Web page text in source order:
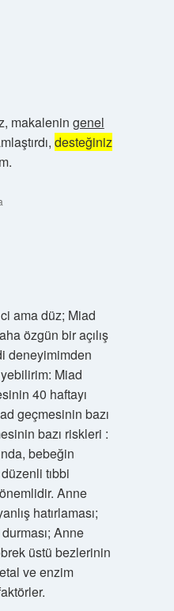
makalenin genel
desteğiniz
ama düz; Miad
özgün bir açılış
deneyimimden
Miad
40 haftayı
geçmesinin bazı
bazı riskleri :
bebeğin
tıbbi
Anne
hatırlaması;
Anne
üstü bezlerinin
ve enzim